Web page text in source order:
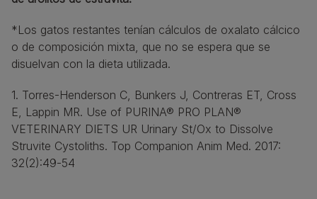
*Los gatos restantes tenían cálculos de oxalato cálcico
o de composición mixta, que no se espera que se
disuelvan con la dieta utilizada.
1. Torres-Henderson C, Bunkers J, Contreras ET, Cross
E, Lappin MR. Use of PURINA® PRO PLAN®
VETERINARY DIETS UR Urinary St/Ox to Dissolve
Struvite Cystoliths. Top Companion Anim Med. 2017:
32(2):49-54